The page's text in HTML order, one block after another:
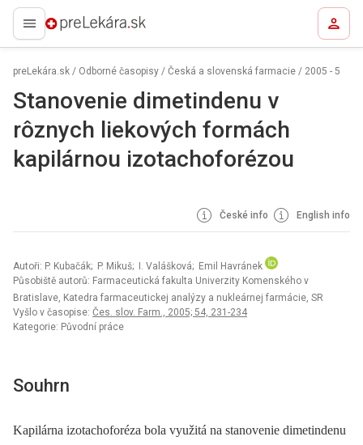
preLekára.sk
preLekára.sk / Odborné časopisy / Česká a slovenská farmacie / 2005 - 5
Stanovenie dimetindenu v
rôznych liekových formách
kapilárnou izotachoforézou
České info English info
Autoři: P. Kubačák; P. Mikuš; I. Valášková; Emil Havránek
Působiště autorů: Farmaceutická fakulta Univerzity Komenského v
Bratislave, Katedra farmaceutickej analýzy a nukleárnej farmácie, SR
Vyšlo v časopise: Čes. slov. Farm., 2005; 54, 231-234
Kategorie: Původní práce
Souhrn
Kapilárna izotachoforéza bola využitá na stanovenie dimetindenu